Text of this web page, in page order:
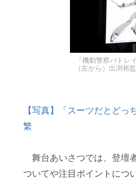
『機動警察パトレ
（左から）出渕裕
【写真】「スーツだとど
繁
舞台あいさつでは、登壇
ついてや注目ポイントにつ